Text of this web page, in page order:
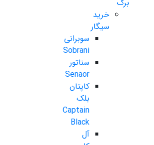
برگ
خرید
سیگار
سوبرانی
Sobrani
سناتور
Senaor
کاپتان
بلک
Captain
Black
آل